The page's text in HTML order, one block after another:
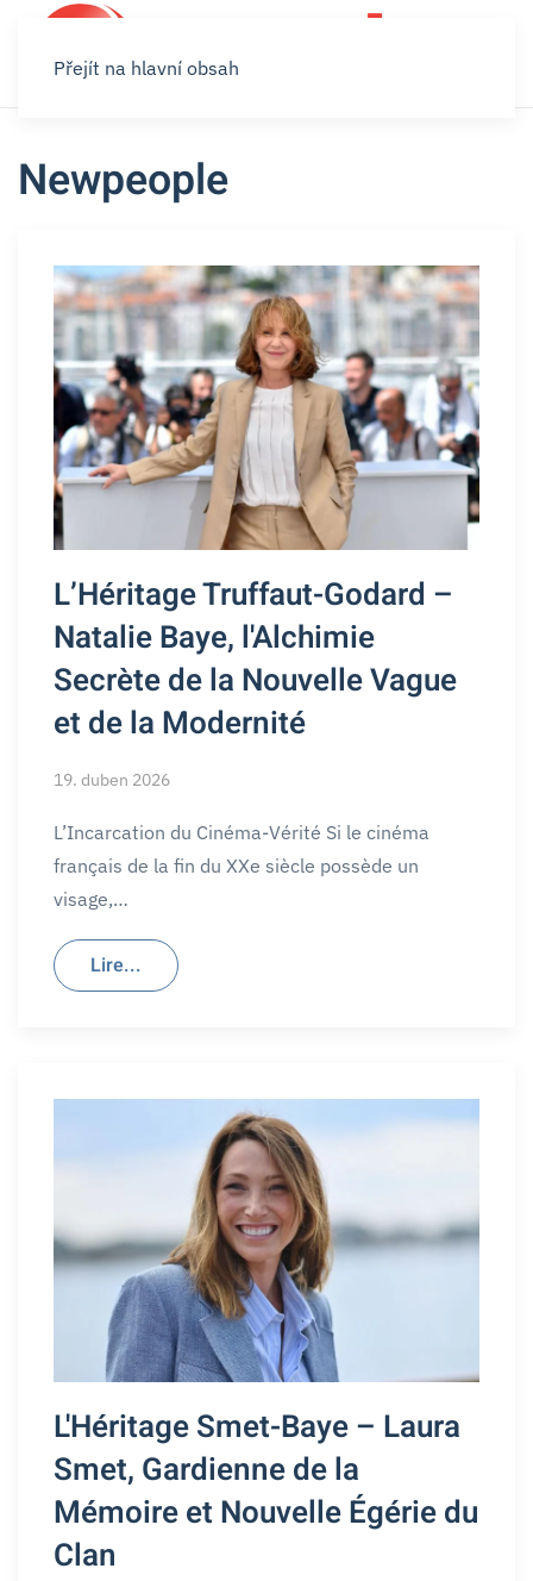
Přejít na hlavní obsah
Newpeople
L’Héritage Truffaut-Godard –
Natalie Baye, l'Alchimie
Secrète de la Nouvelle Vague
et de la Modernité
19. duben 2026
L’Incarcation du Cinéma-Vérité Si le cinéma
français de la fin du XXe siècle possède un
visage,…
Lire...
L'Héritage Smet-Baye – Laura
Smet, Gardienne de la
Mémoire et Nouvelle Égérie du
Clan